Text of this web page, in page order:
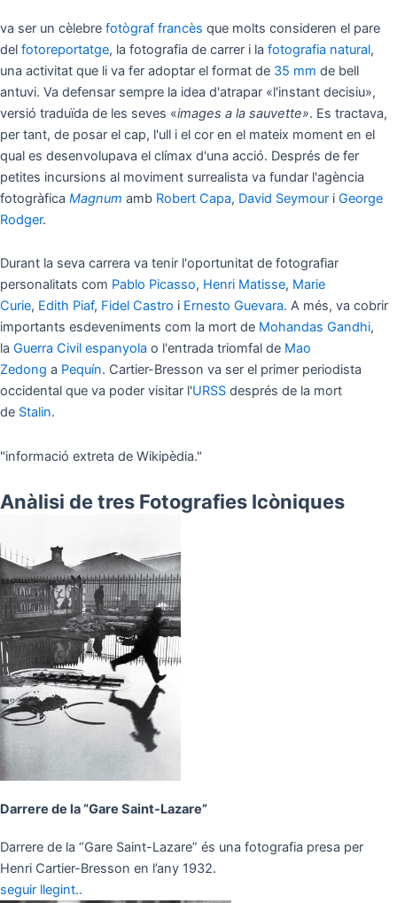
va ser un cèlebre fotògraf francès que molts consideren el pare
del fotoreportatge, la fotografia de carrer i la fotografia natural,
una activitat que li va fer adoptar el format de 35 mm de bell
antuvi. Va defensar sempre la idea d'atrapar «l'instant decisiu»,
versió traduïda de les seves «images a la sauvette». Es tractava,
per tant, de posar el cap, l'ull i el cor en el mateix moment en el
qual es desenvolupava el clímax d'una acció. Després de fer
petites incursions al moviment surrealista va fundar l'agència
fotogràfica Magnum amb Robert Capa, David Seymour i George
Rodger.
Durant la seva carrera va tenir l'oportunitat de fotografiar
personalitats com Pablo Picasso, Henri Matisse, Marie
Curie, Edith Piaf, Fidel Castro i Ernesto Guevara. A més, va cobrir
importants esdeveniments com la mort de Mohandas Gandhi,
la Guerra Civil espanyola o l'entrada triomfal de Mao
Zedong a Pequín. Cartier-Bresson va ser el primer periodista
occidental que va poder visitar l'URSS després de la mort
de Stalin.
"informació extreta de Wikipèdia."
Anàlisi de tres Fotografies Icòniques
Darrere de la “Gare Saint-Lazare”
Darrere de la “Gare Saint-Lazare” és una fotografia presa per
Henri Cartier-Bresson en l’any 1932.
seguir llegint..